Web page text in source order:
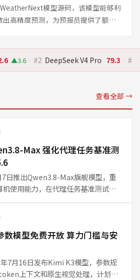
模型源码，该模型能够利
高精度预测，为预报员提供了额外
▲3.6· #2 DeepSeek V4 Pro 79.3 #3
查看全部 →
Max 强化代理任务基准测
日推出Qwen3.8-Max旗舰模型，重
使用能力，在代理任务基准测试中
模型免费开放 算力门槛与安
7月16日发布Kimi K3模型，参数规
上下文和原生视觉处理，计划7月